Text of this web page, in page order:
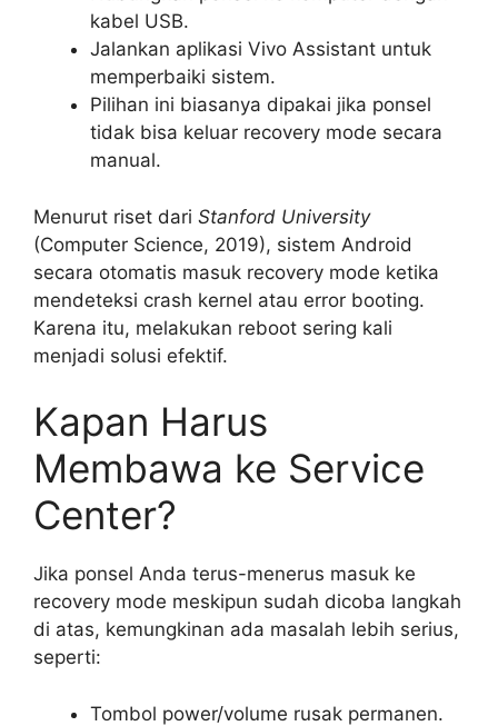
kabel USB.
Jalankan aplikasi Vivo Assistant untuk
memperbaiki sistem.
Pilihan ini biasanya dipakai jika ponsel
tidak bisa keluar recovery mode secara
manual.
Menurut riset dari Stanford University
(Computer Science, 2019), sistem Android
secara otomatis masuk recovery mode ketika
mendeteksi crash kernel atau error booting.
Karena itu, melakukan reboot sering kali
menjadi solusi efektif.
Kapan Harus
Membawa ke Service
Center?
Jika ponsel Anda terus-menerus masuk ke
recovery mode meskipun sudah dicoba langkah
di atas, kemungkinan ada masalah lebih serius,
seperti:
Tombol power/volume rusak permanen.